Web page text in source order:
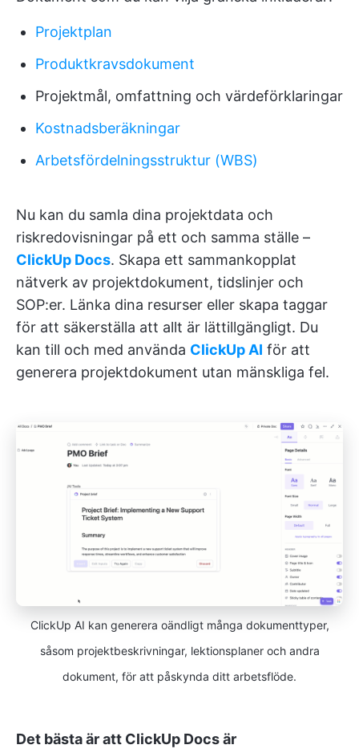
Projektplan
Produktkravsdokument
Projektmål, omfattning och värdeförklaringar
Kostnadsberäkningar
Arbetsfördelningsstruktur (WBS)
Nu kan du samla dina projektdata och
riskredovisningar på ett och samma ställe –
ClickUp Docs. Skapa ett sammankopplat
nätverk av projektdokument, tidslinjer och
SOP:er. Länka dina resurser eller skapa taggar
för att säkerställa att allt är lättillgängligt. Du
kan till och med använda ClickUp AI för att
generera projektdokument utan mänskliga fel.
ClickUp AI kan generera oändligt många dokumenttyper,
såsom projektbeskrivningar, lektionsplaner och andra
dokument, för att påskynda ditt arbetsflöde.
Det bästa är att ClickUp Docs är